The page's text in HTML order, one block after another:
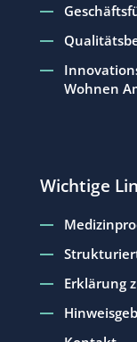
Wohnen
Wichtige
Erklärung